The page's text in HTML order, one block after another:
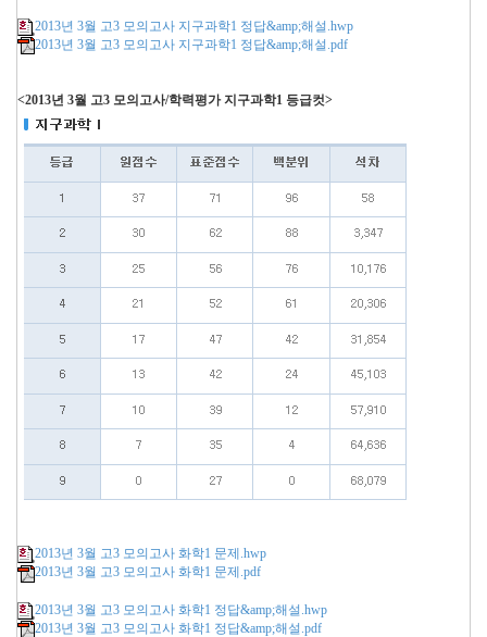
2013년 3월 고3 모의고사 지구과학1 정답&amp;해설.hwp
2013년 3월 고3 모의고사 지구과학1 정답&amp;해설.pdf
<2013년 3월 고3 모의고사/학력평가 지구과학1 등급컷>
2013년 3월 고3 모의고사 화학1 문제.hwp
2013년 3월 고3 모의고사 화학1 문제.pdf
2013년 3월 고3 모의고사 화학1 정답&amp;해설.hwp
2013년 3월 고3 모의고사 화학1 정답&amp;해설.pdf